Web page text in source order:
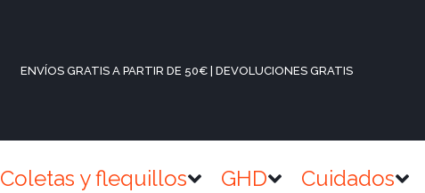
ENVÍOS GRATIS A PARTIR DE 50€ | DEVOLUCIONES GRATIS
Coletas y flequillos GHD Cuidados